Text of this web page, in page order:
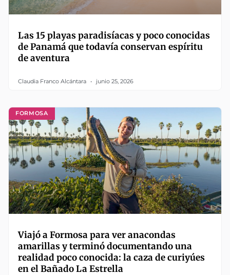
Las 15 playas paradisíacas y poco conocidas
de Panamá que todavía conservan espíritu
de aventura
Claudia Franco Alcántara junio 25, 2026
FORMOSA
Viajó a Formosa para ver anacondas
amarillas y terminó documentando una
realidad poco conocida: la caza de curiyúes
en el Bañado La Estrella